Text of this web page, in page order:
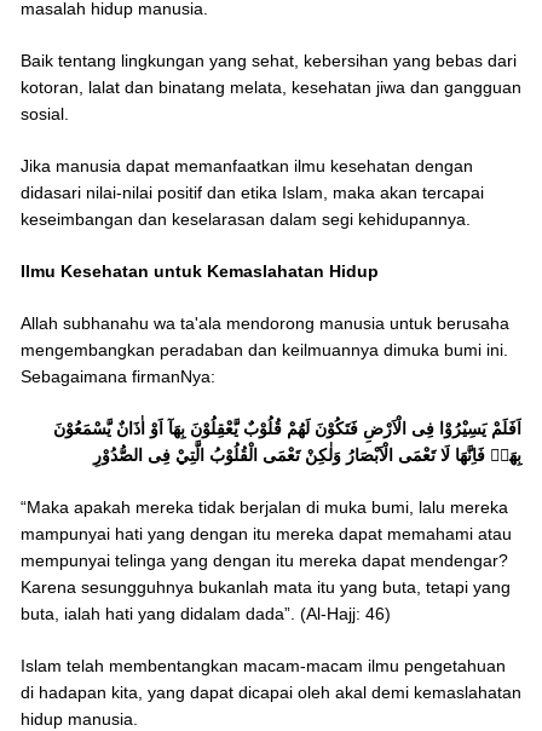
masalah hidup manusia.
Baik tentang lingkungan yang sehat, kebersihan yang bebas dari
kotoran, lalat dan binatang melata, kesehatan jiwa dan gangguan
sosial.
Jika manusia dapat memanfaatkan ilmu kesehatan dengan
didasari nilai-nilai positif dan etika Islam, maka akan tercapai
keseimbangan dan keselarasan dalam segi kehidupannya.
Ilmu Kesehatan untuk Kemaslahatan Hidup
Allah subhanahu wa ta'ala mendorong manusia untuk berusaha
mengembangkan peradaban dan keilmuannya dimuka bumi ini.
Sebagaimana firmanNya:
اَفَلَمْ يَسِيْرُوْا فِى الْاَرْضِ فَتَكُوْنَ لَهُمْ قُلُوْبٌ يَّعْقِلُوْنَ بِهَآ اَوْ اٰذَانٌ يَّسْمَعُوْنَ
بِهَاۚ فَاِنَّهَا لَا تَعْمَى الْاَبْصَارُ وَلٰكِنْ تَعْمَى الْقُلُوْبُ الَّتِيْ فِى الصُّدُوْرِ
“Maka apakah mereka tidak berjalan di muka bumi, lalu mereka
mampunyai hati yang dengan itu mereka dapat memahami atau
mempunyai telinga yang dengan itu mereka dapat mendengar?
Karena sesungguhnya bukanlah mata itu yang buta, tetapi yang
buta, ialah hati yang didalam dada”. (Al-Hajj: 46)
Islam telah membentangkan macam-macam ilmu pengetahuan
di hadapan kita, yang dapat dicapai oleh akal demi kemaslahatan
hidup manusia.